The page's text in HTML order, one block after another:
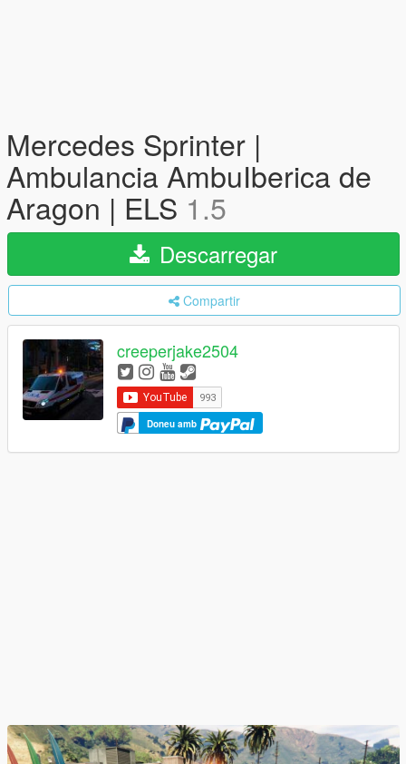
Mercedes Sprinter |
Ambulancia AmbuIberica de
Aragon | ELS 1.5
Descarregar
Compartir
creeperjake2504
Doneu amb